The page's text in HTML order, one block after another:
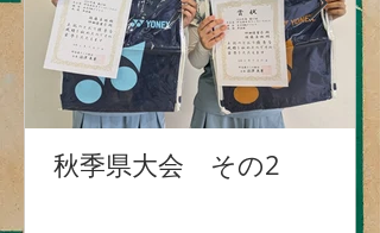
秋季県大会 その2